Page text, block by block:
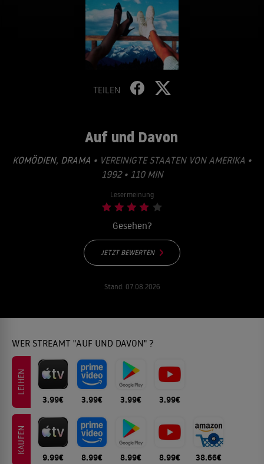
TEILEN
Auf und Davon
KOMÖDIEN, DRAMA • VEREINIGTE STAATEN VON AMERIKA •
1992 • 110 MIN
Lesermeinung
Gesehen?
JETZT BEWERTEN
Stand: 07.08.2026
WER STREAMT "AUF UND DAVON" ?
LEIHEN
3.99€ 3.99€ 3.99€ 3.99€
KAUFEN
9.99€ 8.99€ 8.99€ 8.99€ 38.66€